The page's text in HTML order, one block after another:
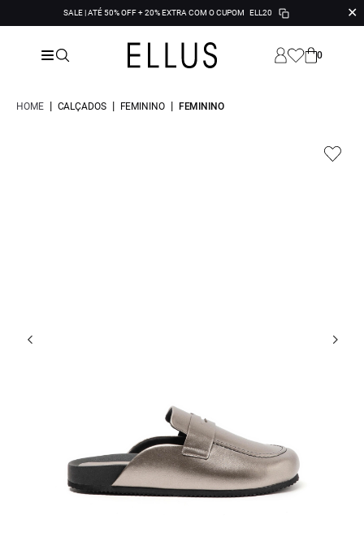
SALE | ATÉ 50% OFF + 20% EXTRA COM O CUPOM ELL20 ✕
0
HOME | CALÇADOS | FEMININO | FEMININO